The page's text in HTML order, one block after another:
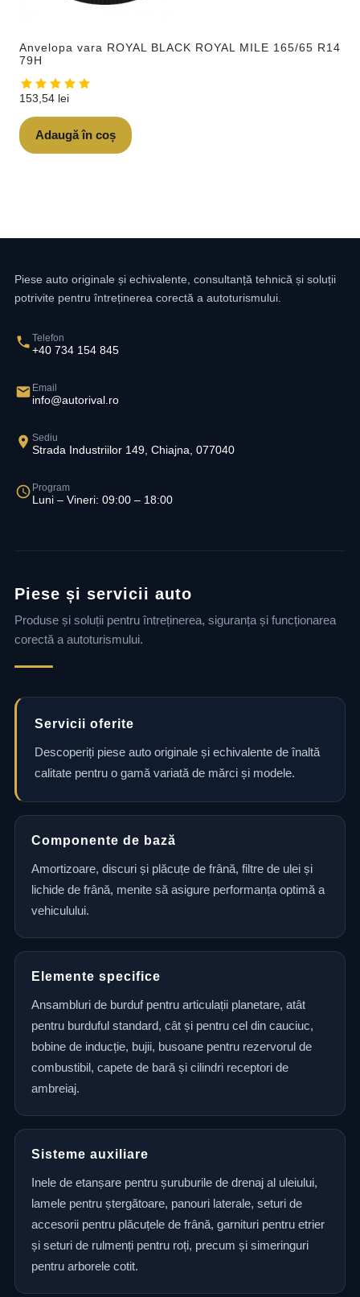
Anvelopa vara ROYAL BLACK ROYAL MILE 165/65 R14
79H
153,54 lei
Adaugă în coș
Piese auto originale și echivalente, consultanță tehnică și soluții
potrivite pentru întreținerea corectă a autoturismului.
Telefon
+40 734 154 845
Email
info@autorival.ro
Sediu
Strada Industriilor 149, Chiajna, 077040
Program
Luni – Vineri: 09:00 – 18:00
Piese și servicii auto
Produse și soluții pentru întreținerea, siguranța și funcționarea
corectă a autoturismului.
Servicii oferite
Descoperiți piese auto originale și echivalente de înaltă
calitate pentru o gamă variată de mărci și modele.
Componente de bază
Amortizoare, discuri și plăcuțe de frână, filtre de ulei și
lichide de frână, menite să asigure performanța optimă a
vehiculului.
Elemente specifice
Ansambluri de burduf pentru articulații planetare, atât
pentru burduful standard, cât și pentru cel din cauciuc,
bobine de inducție, bujii, busoane pentru rezervorul de
combustibil, capete de bară și cilindri receptori de
ambreiaj.
Sisteme auxiliare
Inele de etanșare pentru șuruburile de drenaj al uleiului,
lamele pentru ștergătoare, panouri laterale, seturi de
accesorii pentru plăcuțele de frână, garnituri pentru etrier
și seturi de rulmenți pentru roți, precum și simeringuri
pentru arborele cotit.